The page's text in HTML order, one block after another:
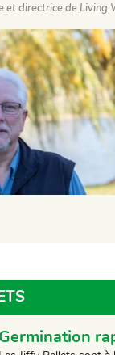
et directrice de Living
Germination